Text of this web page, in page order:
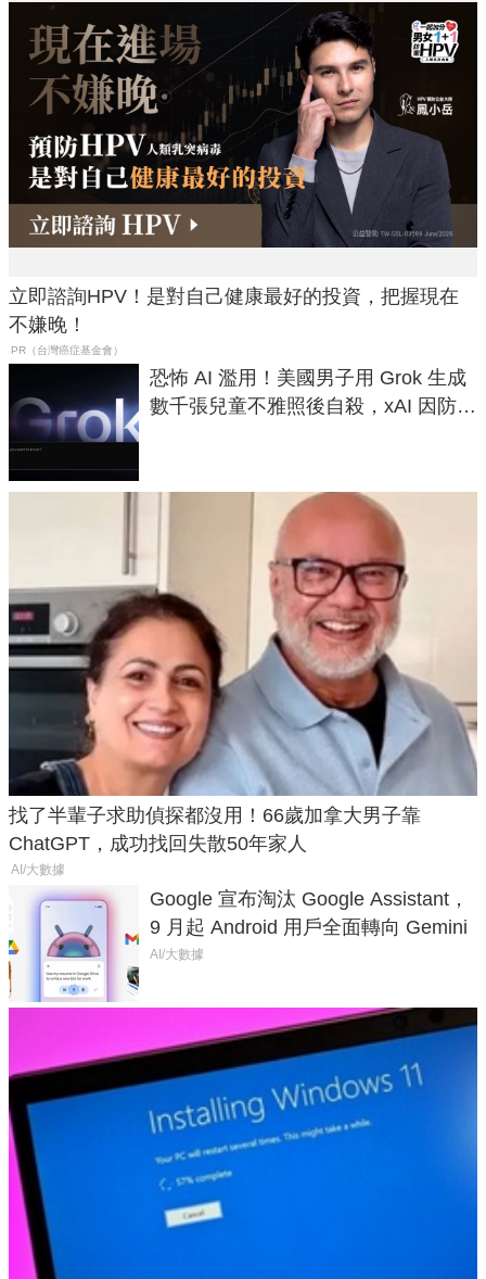
立即諮詢HPV！是對自己健康最好的投資，把握現在
不嫌晚！
PR（台灣癌症基金會）
恐怖 AI 濫用！美國男子用 Grok 生成
數千張兒童不雅照後自殺，xAI 因防護
找了半輩子求助偵探都沒用！66歲加拿大男子靠
ChatGPT，成功找回失散50年家人
AI/大數據
Google 宣布淘汰 Google Assistant，
9 月起 Android 用戶全面轉向 Gemini
AI/大數據